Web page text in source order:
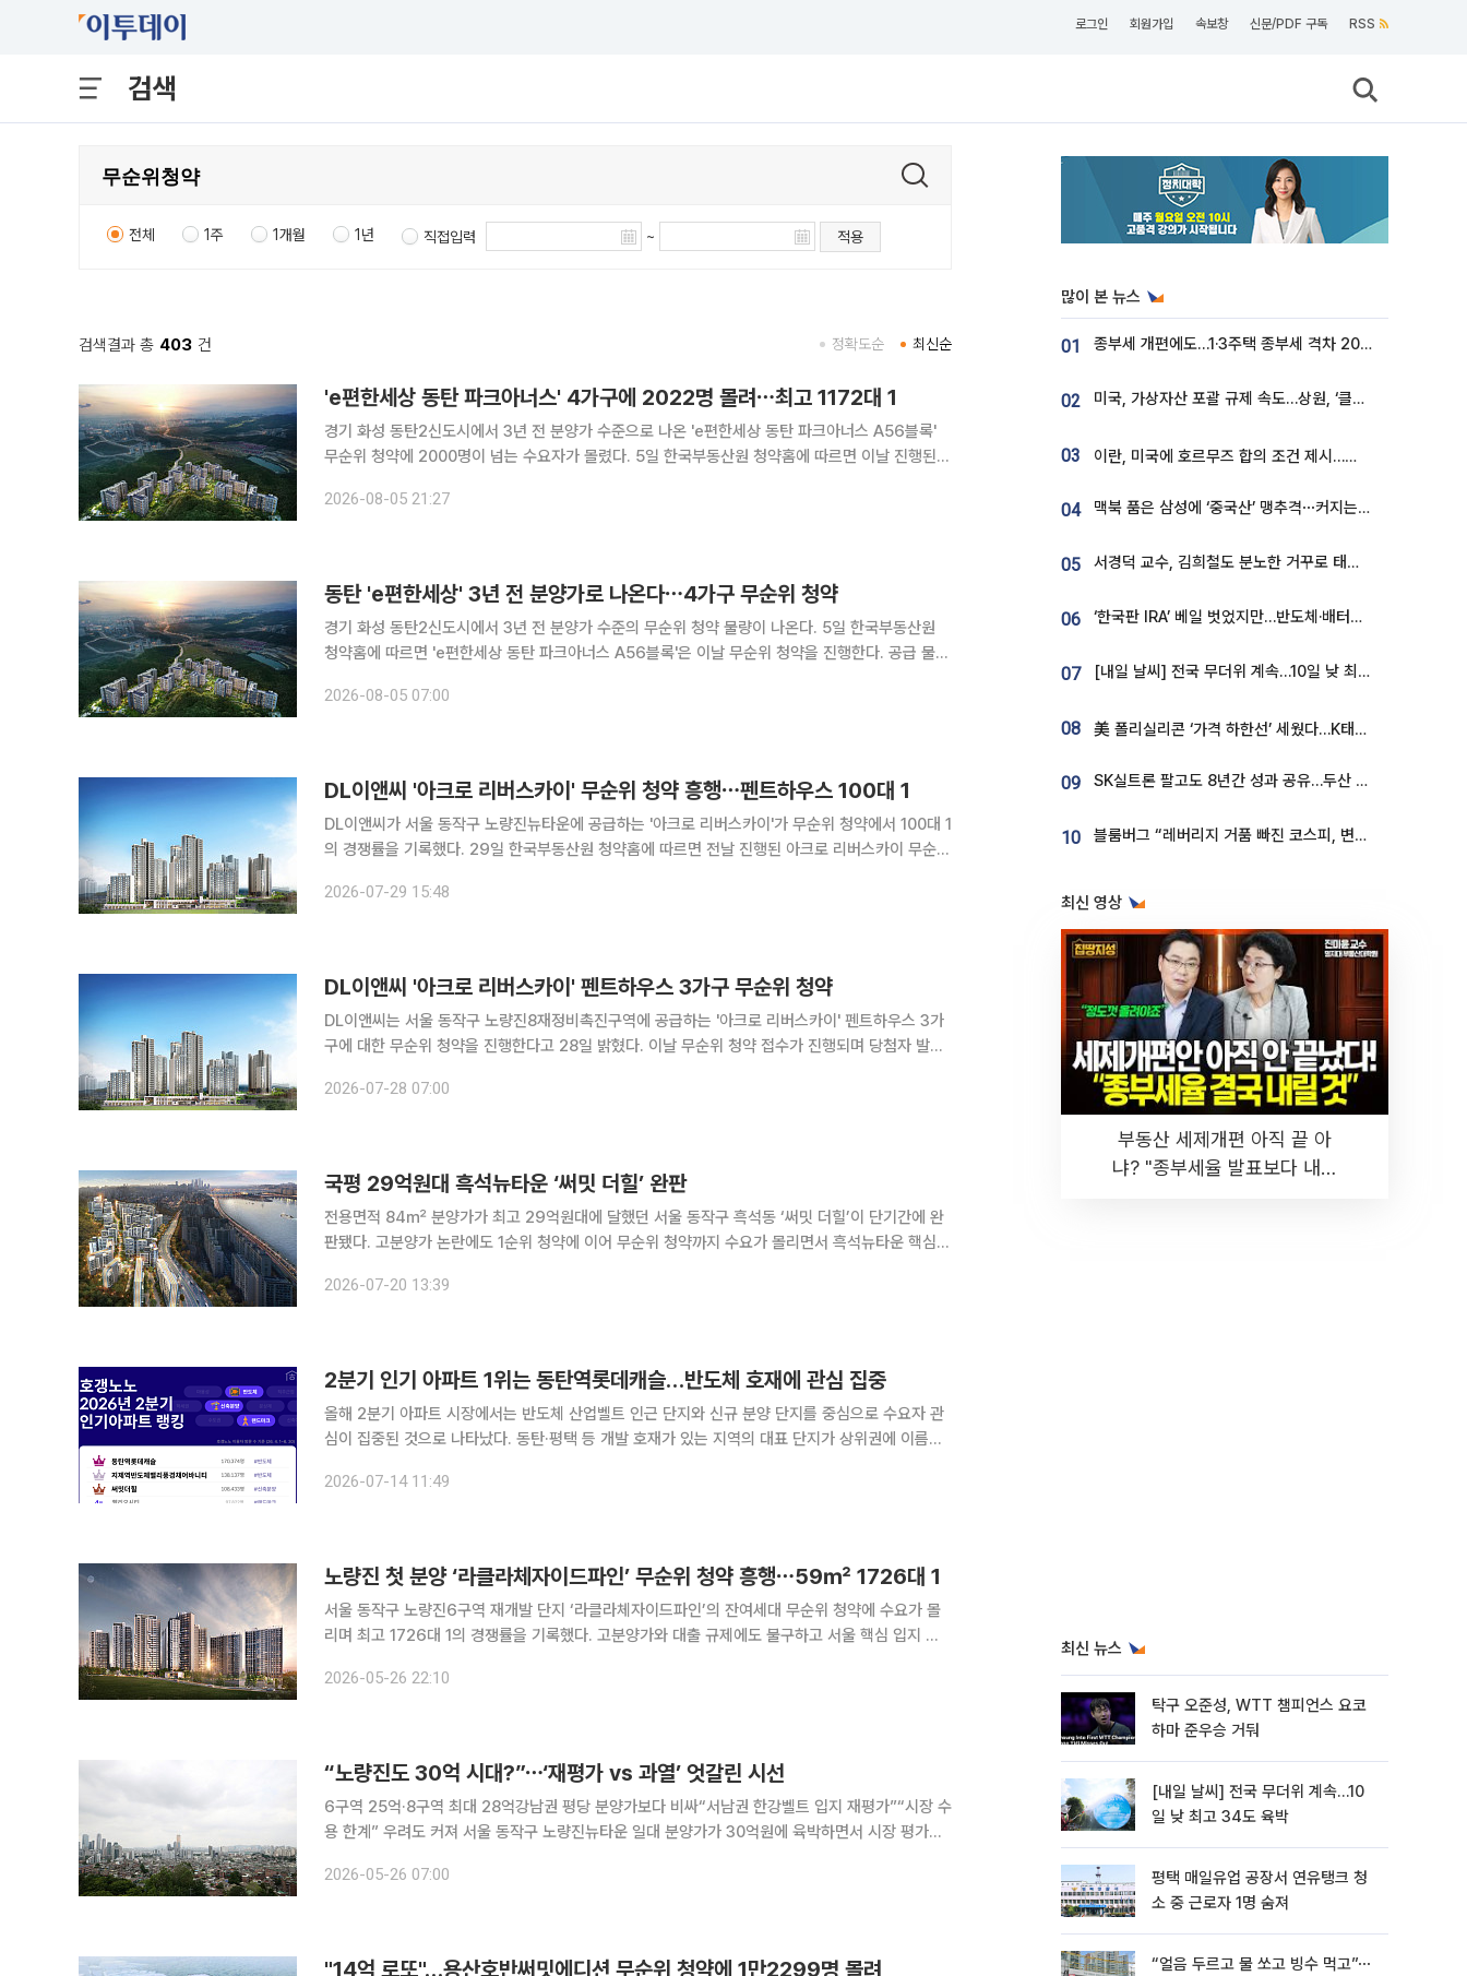
로그인 회원가입 속보창 신문/PDF 구독 RSS
검색
전체 1주 1개월 1년 직접입력 ~ 적용
검색결과 총 403 건 최신순
정확도순
'e편한세상 동탄 파크아너스' 4가구에 2022명 몰려⋯최고 1172대 1
경기 화성 동탄2신도시에서 3년 전 분양가 수준으로 나온 'e편한세상 동탄 파크아너스 A56블록'
무순위 청약에 2000명이 넘는 수요자가 몰렸다. 5일 한국부동산원 청약홈에 따르면 이날 진행된 e
2026-08-05 21:27
동탄 'e편한세상' 3년 전 분양가로 나온다⋯4가구 무순위 청약
경기 화성 동탄2신도시에서 3년 전 분양가 수준의 무순위 청약 물량이 나온다. 5일 한국부동산원
청약홈에 따르면 'e편한세상 동탄 파크아너스 A56블록'은 이날 무순위 청약을 진행한다. 공급 물량
여 가구다. 전용 99㎡B는 3910동 1101호, 전용
2026-08-05 07:00
DL이앤씨 '아크로 리버스카이' 무순위 청약 흥행⋯펜트하우스 100대 1
DL이앤씨가 서울 동작구 노량진뉴타운에 공급하는 '아크로 리버스카이'가 무순위 청약에서 100대 1
의 경쟁률을 기록했다. 29일 한국부동산원 청약홈에 따르면 전날 진행된 아크로 리버스카이 무순위
을 기록했다. 업계에서는 이번 무순위 청약 흥행이 예견됐다
2026-07-29 15:48
DL이앤씨 '아크로 리버스카이' 펜트하우스 3가구 무순위 청약
DL이앤씨는 서울 동작구 노량진8재정비촉진구역에 공급하는 '아크로 리버스카이' 펜트하우스 3가
구에 대한 무순위 청약을 진행한다고 28일 밝혔다. 이날 무순위 청약 접수가 진행되며 당첨자 발표
와 관계없이 신청할 수 있다. 다만 유주택자와 재당첨 제한자, 동일
2026-07-28 07:00
국평 29억원대 흑석뉴타운 ‘써밋 더힐’ 완판
전용면적 84㎡ 분양가가 최고 29억원대에 달했던 서울 동작구 흑석동 ‘써밋 더힐’이 단기간에 완
판됐다. 고분양가 논란에도 1순위 청약에 이어 무순위 청약까지 수요가 몰리면서 흑석뉴타운 핵심
더힐은 16일 진행한 무순위 청약 당첨자 계약에서 전용 84㎡A 잔
2026-07-20 13:39
2분기 인기 아파트 1위는 동탄역롯데캐슬…반도체 호재에 관심 집중
올해 2분기 아파트 시장에서는 반도체 산업벨트 인근 단지와 신규 분양 단지를 중심으로 수요자 관
심이 집중된 것으로 나타났다. 동탄·평택 등 개발 호재가 있는 지역의 대표 단지가 상위권에 이름을
정보 플랫폼 호갱노노에 따르면 올해 2분기 기준 가장 높은 순
2026-07-14 11:49
노량진 첫 분양 ‘라클라체자이드파인’ 무순위 청약 흥행⋯59㎡ 1726대 1
서울 동작구 노량진6구역 재개발 단지 ‘라클라체자이드파인’의 잔여세대 무순위 청약에 수요가 몰
리며 최고 1726대 1의 경쟁률을 기록했다. 고분양가와 대출 규제에도 불구하고 서울 핵심 입지 신
클라체자이드파인 무순위 청약에서는 전용면적 59㎡ 1가구 모집에 17
2026-05-26 22:10
“노량진도 30억 시대?”⋯‘재평가 vs 과열’ 엇갈린 시선
6구역 25억·8구역 최대 28억강남권 평당 분양가보다 비싸“서남권 한강벨트 입지 재평가”“시장 수
용 한계” 우려도 커져 서울 동작구 노량진뉴타운 일대 분양가가 30억원에 육박하면서 시장 평가가
분석이 나오는 반면, 강남 핵심지와 맞먹는 가격 수준은 시장이 수
2026-05-26 07:00
"14억 로또"…용산호반써밋에디션 무순위 청약에 1만2299명 몰려
많이 본 뉴스
01 종부세 개편에도…1·3주택 종부세 격차 2028년부터 확대
02 미국, 가상자산 포괄 규제 속도…상원, ‘클래리티법’ 9월 절차투표 추진
03 이란, 미국에 호르무즈 합의 조건 제시…美 “경기 아직 안 끝나” [종합]
04 맥북 품은 삼성에 ‘중국산’ 맹추격⋯커지는 노트북 OLED 시장
05 서경덕 교수, 김희철도 분노한 거꾸로 태극기⋯"엉터리는 아냐, 아쉬울 뿐"
06 ‘한국판 IRA’ 베일 벗었지만…반도체·배터리 업계 “시행령이 관건”
07 [내일 날씨] 전국 무더위 계속…10일 낮 최고 34도 육박
08 美 폴리실리콘 ‘가격 하한선’ 세웠다…K태양광 수혜 기대
09 SK실트론 팔고도 8년간 성과 공유…두산 인수대금 2.3조가 끝 아냐
10 블룸버그 “레버리지 거품 빠진 코스피, 변동성 최악 국면 지났을 가능성”
최신 영상
부동산 세제개편 아직 끝 아
냐? "종부세율 발표보다 내릴
최신 뉴스
탁구 오준성, WTT 챔피언스 요코
하마 준우승 거둬
[내일 날씨] 전국 무더위 계속…10
일 낮 최고 34도 육박
평택 매일유업 공장서 연유탱크 청
소 중 근로자 1명 숨져
“얼음 두르고 물 쏘고 빙수 먹고”⋯